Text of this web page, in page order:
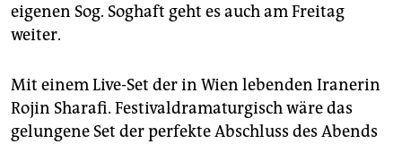
eigenen Sog. Soghaft geht es auch am Freitag
weiter.
Mit einem Live-Set der in Wien lebenden Iranerin
Rojin Sharafi. Festivaldramaturgisch wäre das
gelungene Set der perfekte Abschluss des Abends